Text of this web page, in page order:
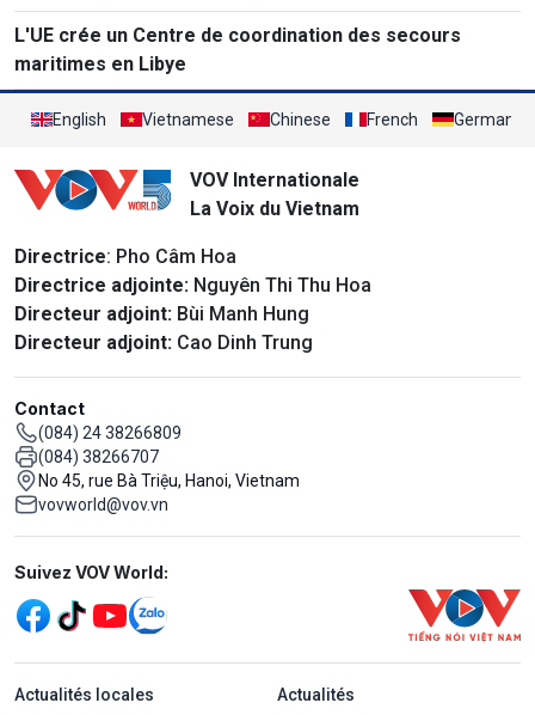
performants au monde
L'UE crée un Centre de coordination des secours
maritimes en Libye
English Vietnamese Chinese French German
VOV Internationale
La Voix du Vietnam
Directrice: Pho Câm Hoa
Directrice adjointe: Nguyên Thi Thu Hoa
Directeur adjoint: Bùi Manh Hung
Directeur adjoint: Cao Dinh Trung
Contact
(084) 24 38266809
(084) 38266707
No 45, rue Bà Triệu, Hanoi, Vietnam
vovworld@vov.vn
Mạng xã hội
Suivez VOV World:
menu footer tiếng Pháp
Actualités locales Actualités